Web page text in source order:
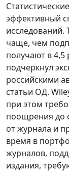
эффективный
исследований.
чаще, чем
получают в 4,5
подчеркнул
российскими
статьи ОД.
при этом
поощрения до
от журнала и
время в
журналов,
издания,